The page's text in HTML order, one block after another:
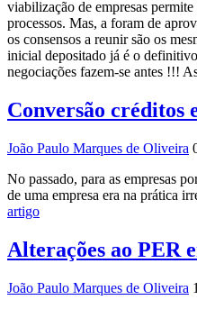
viabilização de empresas
processos. Mas, a foram de
os consensos a reunir são os
inicial depositado já é o
negociações fazem-se antes !!!
Conversão créditos
João Paulo Marques de Oliveira
No passado, para as empresas
de uma empresa era na prática
artigo
Alterações ao PER
João Paulo Marques de Oliveira